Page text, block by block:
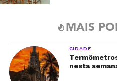
MAIS
CIDADE
nesta